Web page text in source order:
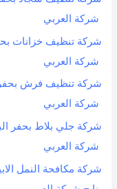
شركة العربي
شركة العربي
شركة العربي
شركة العربي